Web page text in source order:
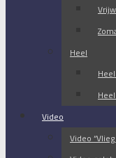
Heel
Video
Video